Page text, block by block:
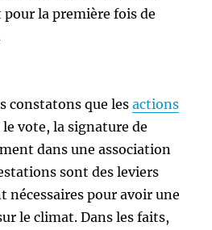
la première fois de
constatons que lesactions
le vote, la signature de
dans une association
sont des leviers
nécessaires pour avoir une
le climat. Dans les faits,